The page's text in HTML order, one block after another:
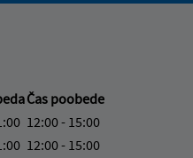
Čas poobede
12:00 - 15:00
12:00 - 15:00